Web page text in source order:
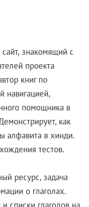
знакомящий с
проекта
книг по
навигацией,
помощника в
как
алфавита в хинди.
тестов.
ресурс, задача
о глаголах.